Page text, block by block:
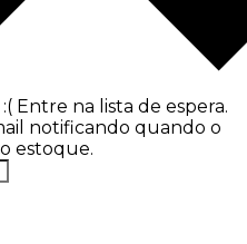
Entre na lista de espera.
notificando quando o
estoque.